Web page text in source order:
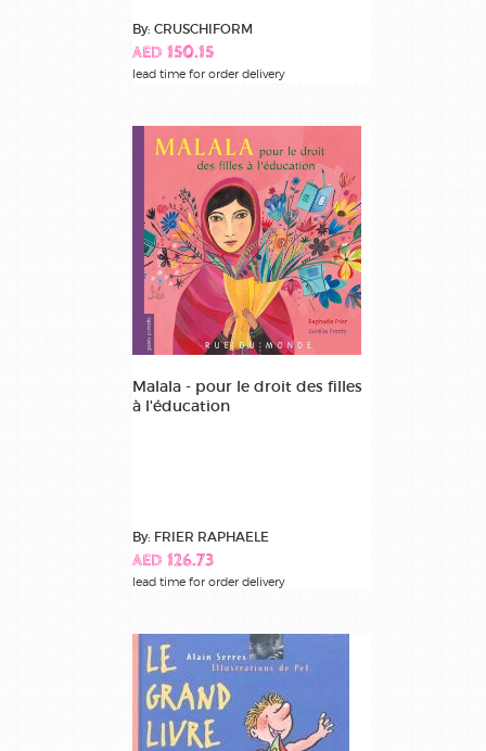
By: CRUSCHIFORM
AED 150.15
lead time for order delivery
Malala - pour le droit des filles
à l'éducation
By: FRIER RAPHAELE
AED 126.73
lead time for order delivery